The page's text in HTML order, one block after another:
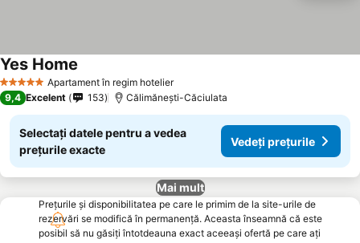
5 Stele Apartament în regim hotelier
Yes Home
9,4 Excelent 153 Călimănești-Căciulata
Selectați datele pentru a vedea
prețurile exacte
Vedeți prețurile
Mai mult
Prețurile și disponibilitatea pe care le primim de la site-urile de
rezervări se modifică în permanență. Aceasta înseamnă că este
posibil să nu găsiți întotdeauna exact aceeași ofertă pe care ați